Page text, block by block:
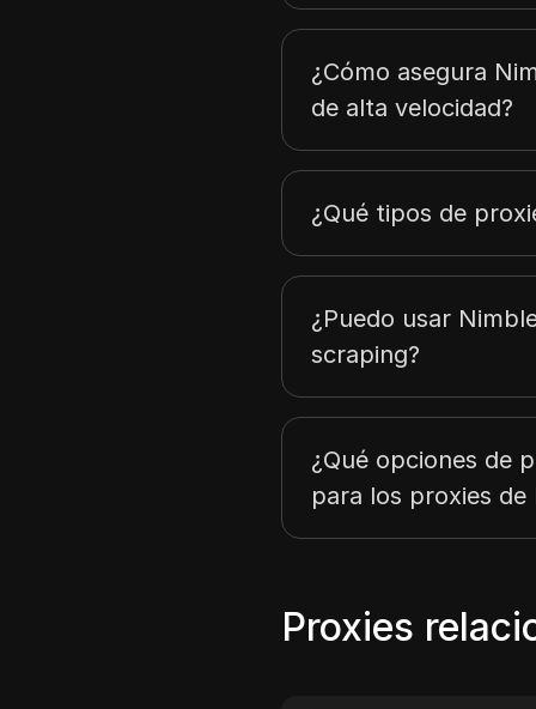
¿Cómo asegura
de alta velocidad?
¿Qué tipos de
¿Puedo usar
scraping?
¿Qué opciones de
para los proxies de
Proxies